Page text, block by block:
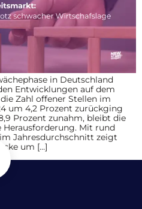
in Deutschland
Entwicklungen auf dem
Zahl offener Stellen im
um 4,2 Prozent zurückging
Prozent zunahm, bleibt die
Herausforderung. Mit rund
Jahresdurchschnitt zeigt
um […]